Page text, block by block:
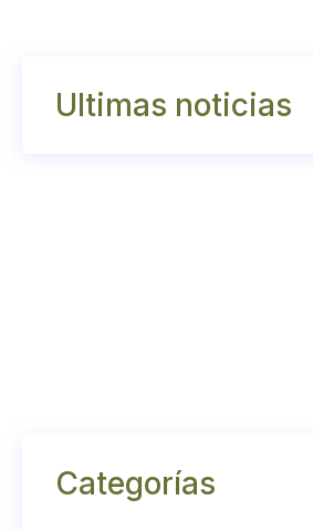
Ultimas noticias
Categorías